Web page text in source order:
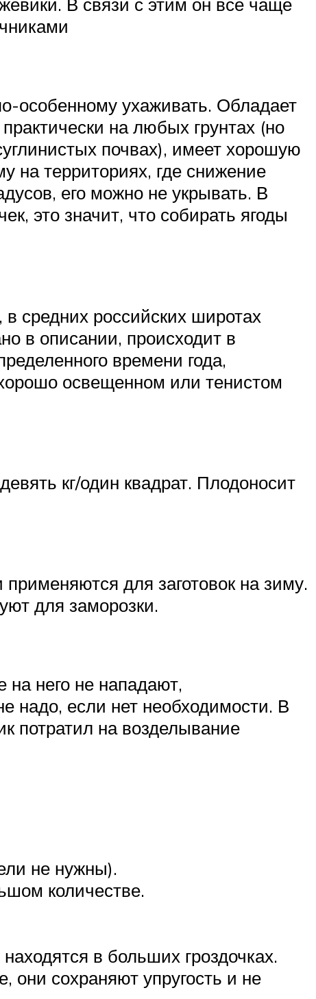
особенному ухаживать. Обладает
на любых грунтах (но
почвах), имеет хорошую
на территориях, где снижение
его можно не укрывать. В
это значит, что собирать ягоды
средних российских широтах
в описании, происходит в
времени года,
освещенном или тенистом
кг/один квадрат. Плодоносит
для заготовок на зиму.
для заморозки.
на него не нападают,
надо, если нет необходимости. В
потратил на возделывание
не нужны).
количестве.
в больших гроздочках.
они сохраняют упругость и не